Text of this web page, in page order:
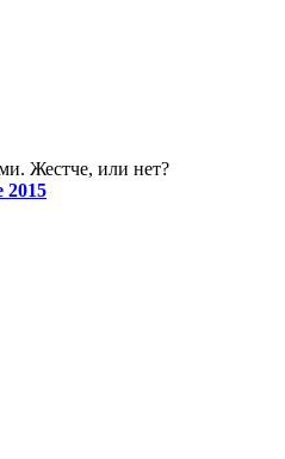
Жестче, или нет?
2015